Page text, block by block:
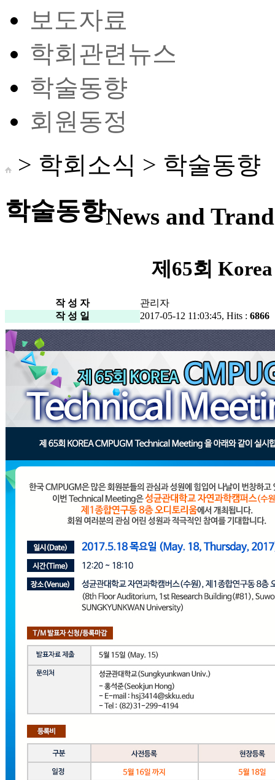
보도자료
학회관련뉴스
학술동향
회원동정
> 학회소식 > 학술동향
학술동향News and
제65회
작 성 자
관리자
작 성 일
2017-05-12 11:03:45, Hits : 6866